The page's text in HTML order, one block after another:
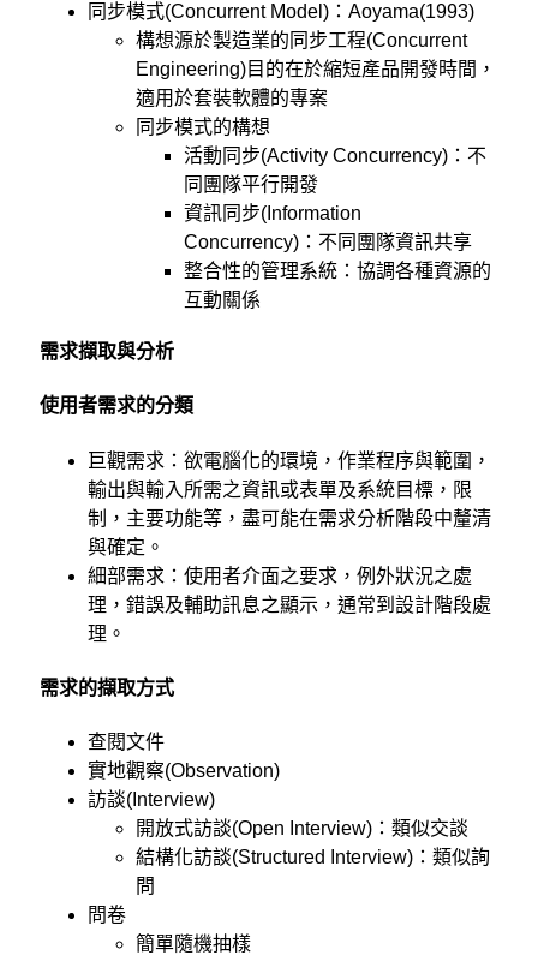
同步模式(Concurrent Model)：Aoyama(1993)
構想源於製造業的同步工程(Concurrent
Engineering)目的在於縮短產品開發時間，
適用於套裝軟體的專案
同步模式的構想
活動同步(Activity Concurrency)：不
同團隊平行開發
資訊同步(Information
Concurrency)：不同團隊資訊共享
整合性的管理系統：協調各種資源的
互動關係
需求擷取與分析
使用者需求的分類
巨觀需求：欲電腦化的環境，作業程序與範圍，
輸出與輸入所需之資訊或表單及系統目標，限
制，主要功能等，盡可能在需求分析階段中釐清
與確定。
細部需求：使用者介面之要求，例外狀況之處
理，錯誤及輔助訊息之顯示，通常到設計階段處
理。
需求的擷取方式
查閱文件
實地觀察(Observation)
訪談(Interview)
開放式訪談(Open Interview)：類似交談
結構化訪談(Structured Interview)：類似詢
問
問卷
簡單隨機抽樣